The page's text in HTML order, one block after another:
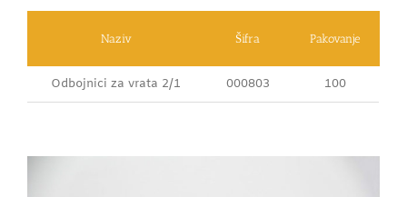
Naziv Šifra Pakovanje
Odbojnici za vrata 2/1 000803 100